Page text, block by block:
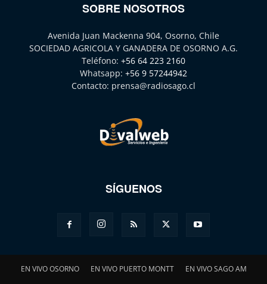
SOBRE NOSOTROS
Avenida Juan Mackenna 904, Osorno, Chile
SOCIEDAD AGRICOLA Y GANADERA DE OSORNO A.G.
Teléfono: +56 64 223 2160
Whatsapp: +56 9 57244942
Contacto: prensa@radiosago.cl
SÍGUENOS
EN VIVO OSORNO EN VIVO PUERTO MONTT EN VIVO SAGO AM